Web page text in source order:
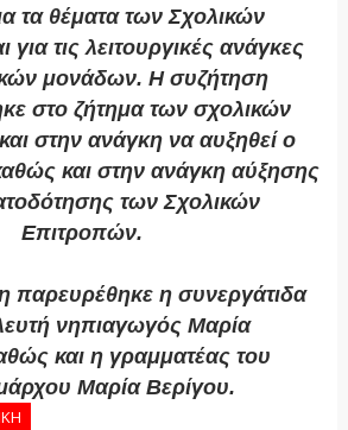
τα θέματα των Σχολικών
τις λειτουργικές ανάγκες
μονάδων. Η συζήτηση
στο ζήτημα των σχολικών
στην ανάγκη να αυξηθεί ο
και στην ανάγκη αύξησης
των Σχολικών
Επιτροπών.
παρευρέθηκε η συνεργάτιδα
νηπιαγωγός Μαρία
και η γραμματέας του
Μαρία Βερίγου.